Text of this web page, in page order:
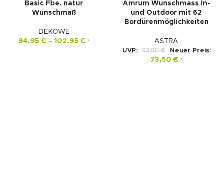
Basic Fbe. natur
Wunschmaß
DEKOWE
94,95 €– 102,95 € *
Amrum Wunschmass In-
und Outdoor mit 62
Bordürenmöglichkeiten
ASTRA
UVP: 93,90€ Neuer Preis:
73,50 € *